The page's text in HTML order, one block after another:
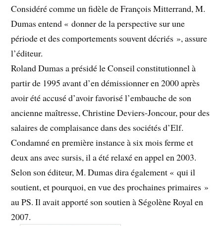
Considéré comme un fidèle de François Mitterrand, M.
Dumas entend « donner de la perspective sur une
période et des comportements souvent décriés », assure
l’éditeur.
Roland Dumas a présidé le Conseil constitutionnel à
partir de 1995 avant d’en démissionner en 2000 après
avoir été accusé d’avoir favorisé l’embauche de son
ancienne maîtresse, Christine Deviers-Joncour, pour des
salaires de complaisance dans des sociétés d’Elf.
Condamné en première instance à six mois ferme et
deux ans avec sursis, il a été relaxé en appel en 2003.
Selon son éditeur, M. Dumas dira également « qui il
soutient, et pourquoi, en vue des prochaines primaires »
au PS. Il avait apporté son soutien à Ségolène Royal en
2007.